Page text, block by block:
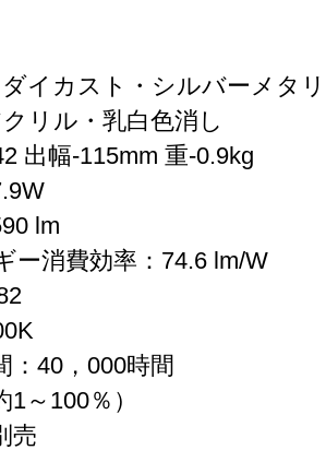
イカスト・シルバーメタ
リル・乳白色消し
出幅-115mm 重-0.9kg
lm
ー消費効率：74.6 lm/W
：40，000時間
～100％）
売